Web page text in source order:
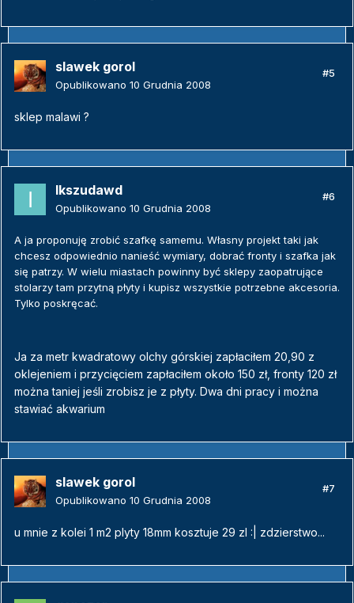
slawek gorol
Opublikowano 10 Grudnia 2008
#5
sklep malawi ?
Ikszudawd
Opublikowano 10 Grudnia 2008
#6
A ja proponuję zrobić szafkę samemu. Własny projekt taki jak
chcesz odpowiednio nanieść wymiary, dobrać fronty i szafka jak
się patrzy. W wielu miastach powinny być sklepy zaopatrujące
stolarzy tam przytną płyty i kupisz wszystkie potrzebne akcesoria.
Tylko poskręcać.
Ja za metr kwadratowy olchy górskiej zapłaciłem 20,90 z
oklejeniem i przycięciem zapłaciłem około 150 zł, fronty 120 zł
można taniej jeśli zrobisz je z płyty. Dwa dni pracy i można
stawiać akwarium
slawek gorol
Opublikowano 10 Grudnia 2008
#7
u mnie z kolei 1 m2 plyty 18mm kosztuje 29 zl :| zdzierstwo...